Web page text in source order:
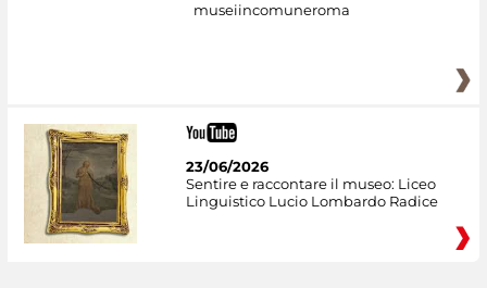
museiincomuneroma
23/06/2026
Sentire e raccontare il museo: Liceo
Linguistico Lucio Lombardo Radice